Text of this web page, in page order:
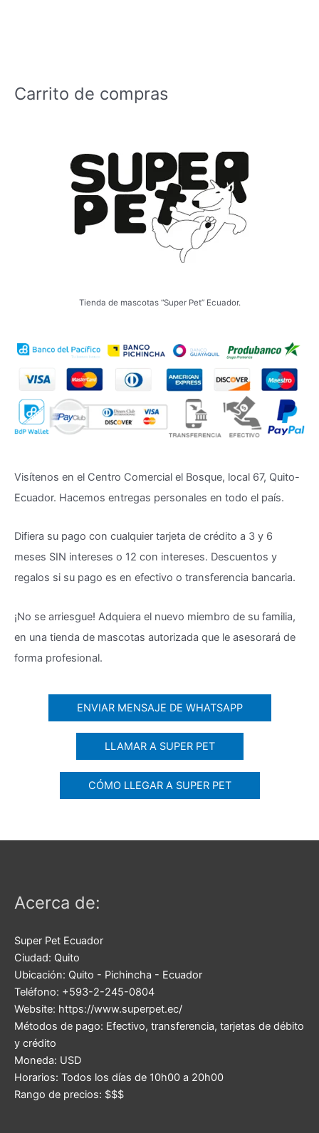
Carrito de compras
Tienda de mascotas “Super Pet” Ecuador.
Visítenos en el Centro Comercial el Bosque, local 67, Quito-
Ecuador. Hacemos entregas personales en todo el país.
Difiera su pago con cualquier tarjeta de crédito a 3 y 6
meses SIN intereses o 12 con intereses. Descuentos y
regalos si su pago es en efectivo o transferencia bancaria.
¡No se arriesgue! Adquiera el nuevo miembro de su familia,
en una tienda de mascotas autorizada que le asesorará de
forma profesional.
ENVIAR MENSAJE DE WHATSAPP
LLAMAR A SUPER PET
CÓMO LLEGAR A SUPER PET
Acerca de:
Super Pet Ecuador
Ciudad: Quito
Ubicación: Quito - Pichincha - Ecuador
Teléfono: +593-2-245-0804
Website: https://www.superpet.ec/
Métodos de pago: Efectivo, transferencia, tarjetas de débito
y crédito
Moneda: USD
Horarios: Todos los días de 10h00 a 20h00
Rango de precios: $$$